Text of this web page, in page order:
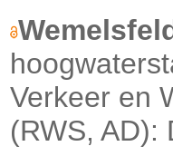
Verkeer en
(RWS,